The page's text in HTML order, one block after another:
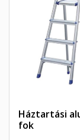
Háztartási
fok